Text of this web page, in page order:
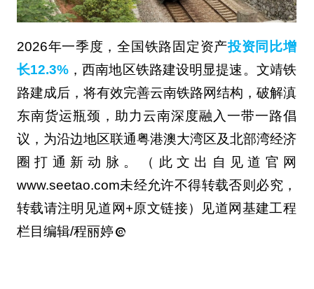
2026年一季度，全国铁路固定资产投资同比增
长12.3% ，西南地区铁路建设明显提速。文靖铁
路建成后，将有效完善云南铁路网结构，破解滇
东南货运瓶颈，助力云南深度融入一带一路倡
议，为沿边地区联通粤港澳大湾区及北部湾经济
圈打通新动脉。（此文出自见道官网
www.seetao.com未经允许不得转载否则必究，
转载请注明见道网+原文链接）见道网基建工程
栏目编辑/程丽婷